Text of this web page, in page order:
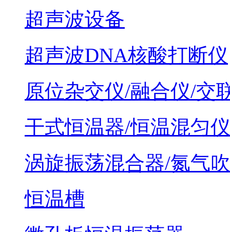
超声波设备
超声波DNA核酸打断仪
原位杂交仪/融合仪/交
干式恒温器/恒温混匀仪
涡旋振荡混合器/氮气
恒温槽